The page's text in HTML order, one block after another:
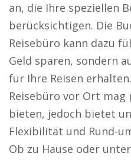
an, die Ihre speziellen
berücksichtigen. Die
Reisebüro kann dazu
Geld sparen, sondern
für Ihre Reisen
Reisebüro vor Ort mag
bieten, jedoch bietet
Flexibilität und Rund-
Ob zu Hause oder